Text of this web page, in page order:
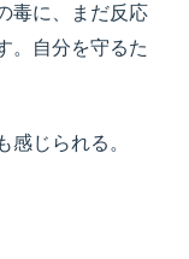
毒に、まだ反応
。自分を守るた
感じられる。